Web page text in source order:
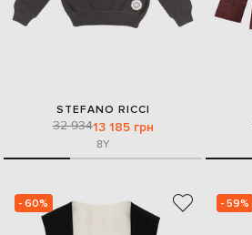
STEFANO RICCI
32 93413 185 грн
8Y
- 60% - 59%